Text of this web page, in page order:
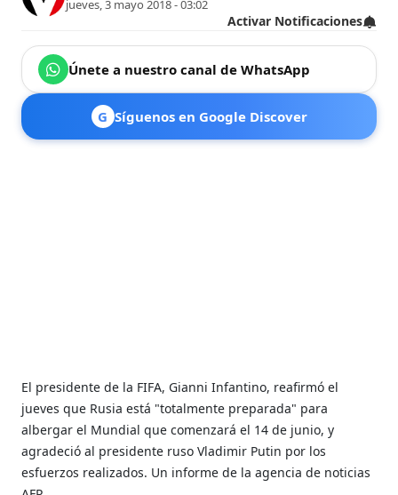
jueves, 3 mayo 2018 - 03:02
Activar Notificaciones
Únete a nuestro canal de WhatsApp
G Síguenos en Google Discover
El presidente de la FIFA, Gianni Infantino, reafirmó el
jueves que Rusia está "totalmente preparada" para
albergar el Mundial que comenzará el 14 de junio, y
agradeció al presidente ruso Vladimir Putin por los
esfuerzos realizados. Un informe de la agencia de noticias